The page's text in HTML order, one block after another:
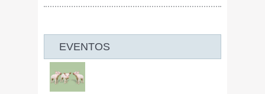
EVENTOS